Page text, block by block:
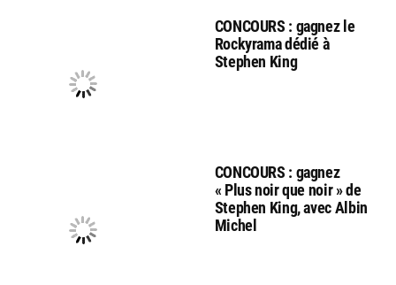
CONCOURS : gagnez le
Rockyrama dédié à
Stephen King
CONCOURS : gagnez
« Plus noir que noir » de
Stephen King, avec Albin
Michel